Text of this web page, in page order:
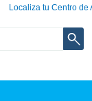
Localiza tu Centro de